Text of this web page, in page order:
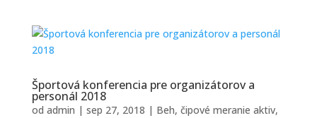
Športová konferencia pre organizátorov a
personál 2018
od admin | sep 27, 2018 | Beh, čipové meranie aktiv,